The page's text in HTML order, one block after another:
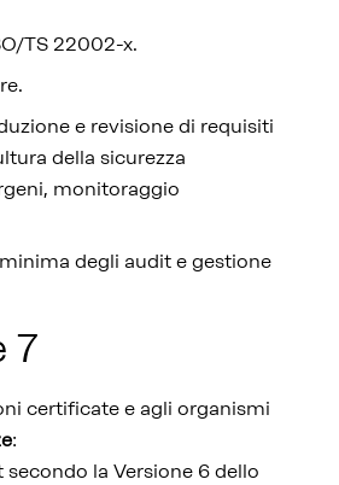
TS 22002-x.
e revisione di requisiti
della sicurezza
monitoraggio
degli audit e gestione
7
certificate e agli organismi
:
la Versione 6 dello